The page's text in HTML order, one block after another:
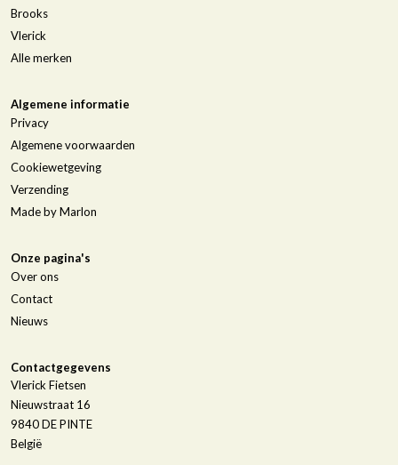
Brooks
Vlerick
Alle merken
Algemene informatie
Privacy
Algemene voorwaarden
Cookiewetgeving
Verzending
Made by Marlon
Onze pagina's
Over ons
Contact
Nieuws
Contactgegevens
Vlerick Fietsen
Nieuwstraat 16
9840DE PINTE
België